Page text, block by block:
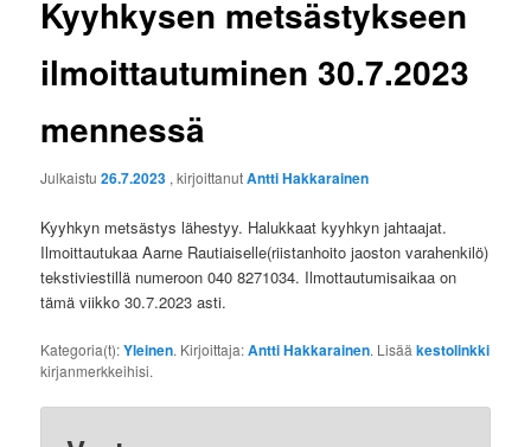
Kyyhkysen metsästykseen
ilmoittautuminen 30.7.2023
mennessä
Julkaistu26.7.2023 , kirjoittanutAntti Hakkarainen
Kyyhkyn metsästys lähestyy. Halukkaat kyyhkyn jahtaajat.
Ilmoittautukaa Aarne Rautiaiselle(riistanhoito jaoston varahenkilö)
tekstiviestillä numeroon 040 8271034. Ilmottautumisaikaa on
tämä viikko 30.7.2023 asti.
Kategoria(t):Yleinen. Kirjoittaja:Antti Hakkarainen. Lisääkestolinkki
kirjanmerkkeihisi.